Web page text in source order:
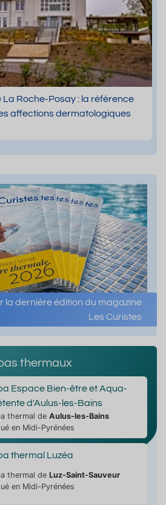
Roche-Posay : la référence
affections dermatologiques
la dernière édition du magazine
Les Curistes
thermaux
Espace Bien-être et Aqua-
d'Aulus-les-Bains
thermal de Aulus-les-Bains
en Midi-Pyrénées
thermal Luzéa
thermal de Luz-Saint-Sauveur
en Midi-Pyrénées